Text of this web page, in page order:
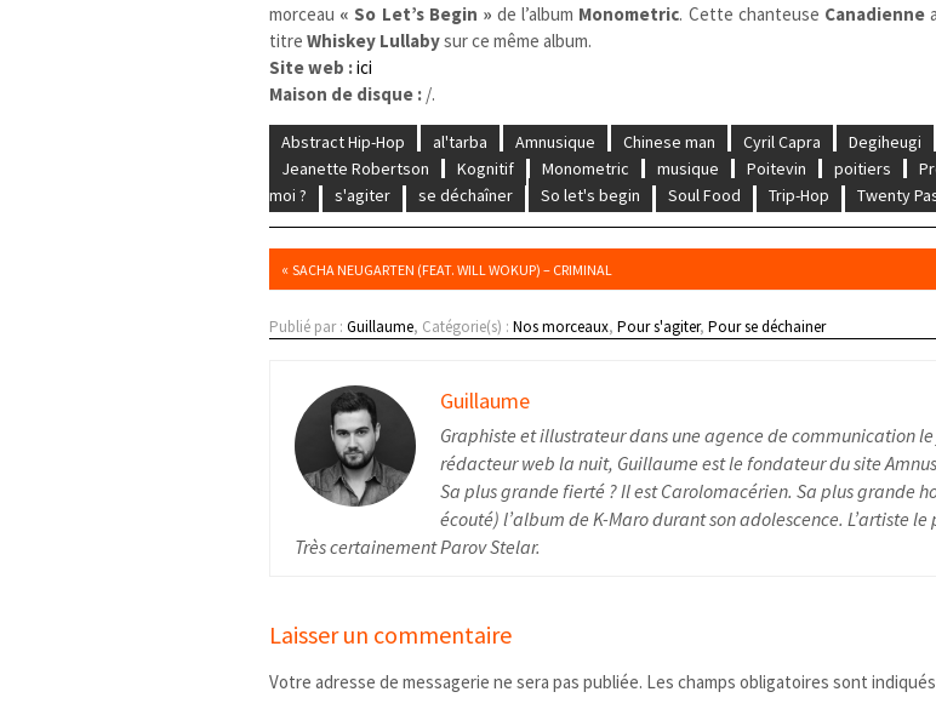
morceau « So Let’s Begin »de l’album Monometric. Cette chanteuse Canadienne
titreWhiskey Lullabysur ce même album.
Site web :ici
Maison de disque : /.
Abstract Hip-Hop al'tarba Amnusique Chinese man Cyril Capra Degiheugi
Jeanette Robertson
Kognitif Monometric musique Poitevin poitiers
moi ?
s'agiter se déchaîner So let's begin Soul Food Trip-Hop Twenty
«SACHA NEUGARTEN (FEAT. WILL WOKUP) – CRIMINAL
Publié par :Guillaume, Catégorie(s) :Nos morceaux,Pour s'agiter,Pour se déchainer
Guillaume
Graphiste et illustrateur dans une agence de communication
rédacteur web la nuit, Guillaume est le fondateur du site
Sa plus grande fierté ? Il est Carolomacérien. Sa plus grande
écouté) l’album de K-Maro durant son adolescence. L’artiste
Très certainement Parov Stelar.
Laisser un commentaire
Votre adresse de messagerie ne sera pas publiée. Les champs obligatoires sont